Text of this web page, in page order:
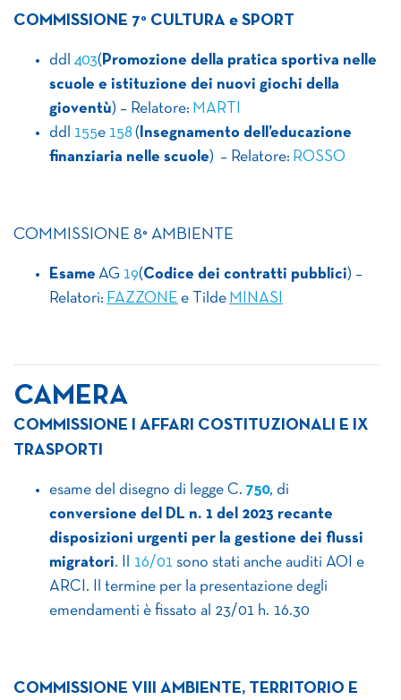
COMMISSIONE 7° CULTURA e SPORT
ddl 403( Promozione della pratica sportiva nelle
scuole e istituzione dei nuovi giochi della
gioventù) – Relatore: MARTI
ddl
155e 158 ( Insegnamento dell’educazione
finanziaria nelle scuole) – Relatore: ROSSO
COMMISSIONE 8° AMBIENTE
Esame AG 19(Codice dei contratti pubblici) –
Relatori: FAZZONE e Tilde MINASI
CAMERA
COMMISSIONE I AFFARI COSTITUZIONALI E IX
TRASPORTI
esame del disegno di legge C. 750, di
conversione del DL n. 1 del 2023 recante
disposizioni urgenti per la gestione dei flussi
migratori. Il 16/01 sono stati anche auditi AOI e
ARCI. Il termine per la presentazione degli
emendamenti è fissato al 23/01 h. 16.30
COMMISSIONE VIII AMBIENTE, TERRITORIO E